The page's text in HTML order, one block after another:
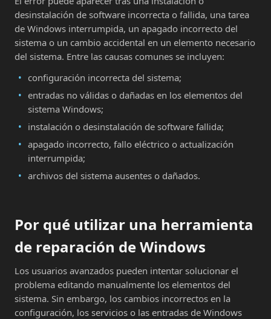
desinstalación de software incorrecta o fallida, una tarea
de Windows interrumpida, un apagado incorrecto del
sistema o un cambio accidental en un elemento necesario
del sistema. Entre las causas comunes se incluyen:
configuración incorrecta del sistema;
entradas no válidas o dañadas en los elementos del
sistema Windows;
instalación o desinstalación de software fallida;
apagado incorrecto, fallo eléctrico o actualización
interrumpida;
archivos del sistema ausentes o dañados.
Por qué utilizar una herramienta
de reparación de Windows
Los usuarios avanzados pueden intentar solucionar el
problema editando manualmente los elementos del
sistema. Sin embargo, los cambios incorrectos en la
configuración, los servicios o las entradas de Windows